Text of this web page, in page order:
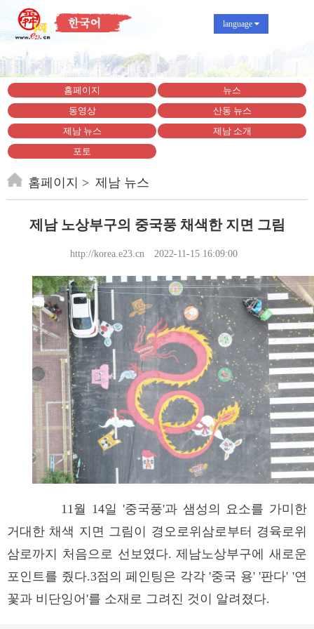
language
홈페이지
뉴스
동영상
산동 뉴스
제남 뉴스
제남 소개
포토
홈페이지 제남 뉴스
제남 노상부구의 중국풍 채색한 지면 그림
http://korea.e23.cn 2022-11-15 16:09:00
11월 14일 '중국풍'과 샘성의 요소를 가미한
거대한 채색 지면 그림이 경오로위삼로부터 경육로위
삼로까지 처음으로 선보였다. 제남노상부구에 새로운
포인트를 줬다.3점의 페인팅은 각각 '중국 용' '판다' '연
꽃과 비단잉어'를 소재로 그려진 것이 알려졌다.